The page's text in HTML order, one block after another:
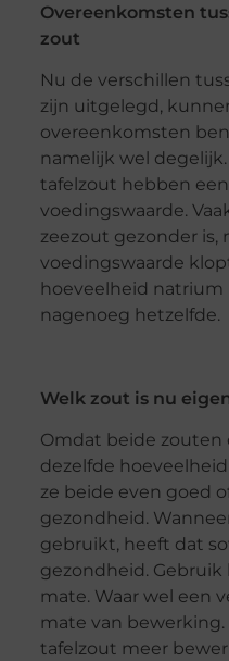
Overeenkomsten
zout
Nu de verschillen
zijn uitgelegd,
overeenkomsten
namelijk wel
tafelzout hebben
voedingswaarde.
zeezout gezonder is,
voedingswaarde
hoeveelheid
nagenoeg hetzelfde.
Welk zout is nu
Omdat beide zouten
dezelfde
ze beide even goed
gezondheid.
gebruikt, heeft dat
gezondheid.
mate. Waar wel een
mate van bewerking.
tafelzout meer